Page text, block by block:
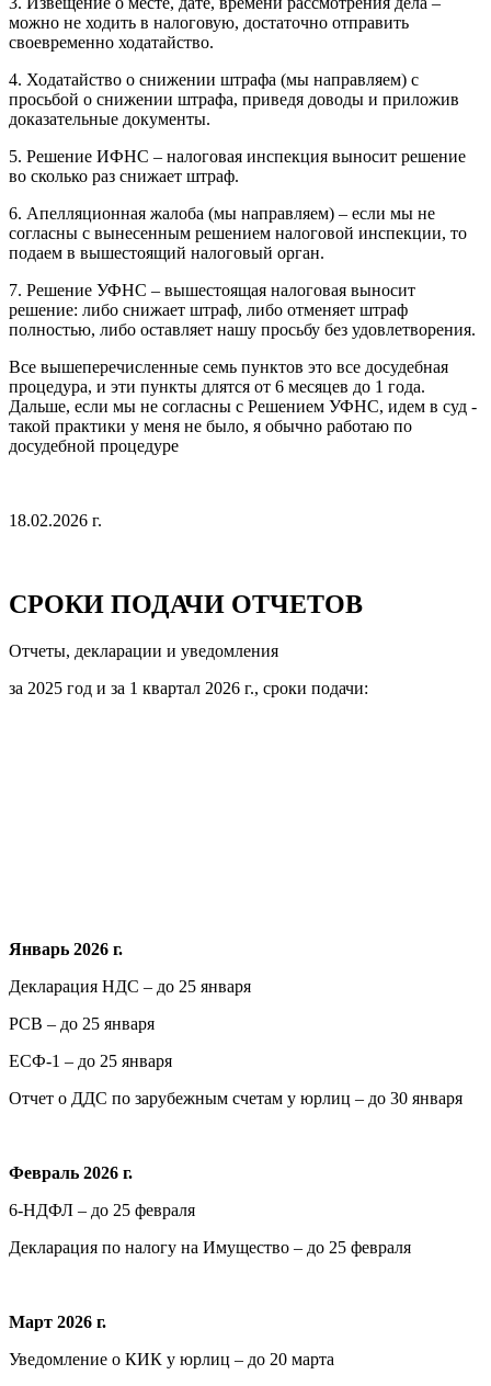
можно не ходить в налоговую, достаточно отправить
своевременно ходатайство.
4. Ходатайство о снижении штрафа (мы направляем) с
просьбой о снижении штрафа, приведя доводы и приложив
доказательные документы.
5. Решение ИФНС – налоговая инспекция выносит решение
во сколько раз снижает штраф.
6. Апелляционная жалоба (мы направляем) – если мы не
согласны с вынесенным решением налоговой инспекции, то
подаем в вышестоящий налоговый орган.
7. Решение УФНС – вышестоящая налоговая выносит
решение: либо снижает штраф, либо отменяет штраф
полностью, либо оставляет нашу просьбу без удовлетворения.
Все вышеперечисленные семь пунктов это все досудебная
процедура, и эти пункты длятся от 6 месяцев до 1 года.
Дальше, если мы не согласны с Решением УФНС, идем в суд -
такой практики у меня не было, я обычно работаю по
досудебной процедуре
18.02.2026 г.
СРОКИ ПОДАЧИ ОТЧЕТОВ
Отчеты, декларации и уведомления
за 2025 год и за 1 квартал 2026 г., сроки подачи:
Январь 2026 г.
Декларация НДС – до 25 января
РСВ – до 25 января
ЕСФ-1 – до 25 января
Отчет о ДДС по зарубежным счетам у юрлиц – до 30 января
Февраль 2026 г.
6-НДФЛ – до 25 февраля
Декларация по налогу на Имущество – до 25 февраля
Март 2026 г.
Уведомление о КИК у юрлиц – до 20 марта